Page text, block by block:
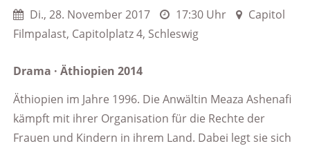
Di., 28. November 2017 17:30 Uhr
Capitol
Filmpalast, Capitolplatz 4, Schleswig
Drama · Äthiopien 2014
Äthiopien im Jahre 1996. Die Anwältin Meaza Ashenafi
kämpft mit ihrer Organisation für die Rechte der
Frauen und Kindern in ihrem Land. Dabei legt sie sich